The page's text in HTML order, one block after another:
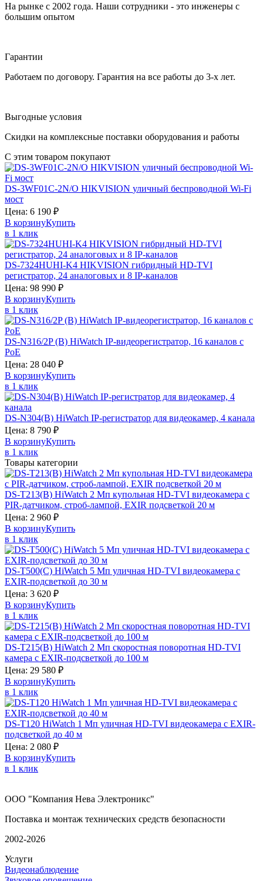
На рынке с 2002 года. Наши сотрудники - это инженеры с
большим опытом
Гарантии
Работаем по договору. Гарантия на все работы до 3-х лет.
Выгодные условия
Скидки на комплексные поставки оборудования и работы
С этим товаром покупают
DS-3WF01C-2N/O HIKVISION уличный беспроводной Wi-Fi
мост
Цена: 6 190 ₽
В корзинуКупить
в 1 клик
DS-7324HUHI-K4 HIKVISION гибридный HD-TVI
регистратор, 24 аналоговых и 8 IP-каналов
Цена: 98 990 ₽
В корзинуКупить
в 1 клик
DS-N316/2P (B) HiWatch IP-видеорегистратор, 16 каналов c
PoE
Цена: 28 040 ₽
В корзинуКупить
в 1 клик
DS-N304(B) HiWatch IP-регистратор для видеокамер, 4 канала
Цена: 8 790 ₽
В корзинуКупить
в 1 клик
Товары категории
DS-T213(B) HiWatch 2 Мп купольная HD-TVI видеокамера с
PIR-датчиком, строб-лампой, EXIR подсветкой 20 м
Цена: 2 960 ₽
В корзинуКупить
в 1 клик
DS-T500(C) HiWatch 5 Мп уличная HD-TVI видеокамера с
EXIR-подсветкой до 30 м
Цена: 3 620 ₽
В корзинуКупить
в 1 клик
DS-T215(B) HiWatch 2 Мп скоростная поворотная HD-TVI
камера с EXIR-подсветкой до 100 м
Цена: 29 580 ₽
В корзинуКупить
в 1 клик
DS-T120 HiWatch 1 Мп уличная HD-TVI видеокамера с EXIR-
подсветкой до 40 м
Цена: 2 080 ₽
В корзинуКупить
в 1 клик
ООО "Компания Нева Электроникс"
Поставка и монтаж технических средств безопасности
2002-2026
Услуги
Видеонаблюдение